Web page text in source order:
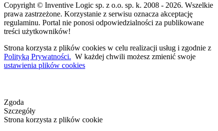
Copyright © Inventive Logic sp. z o.o. sp. k. 2008 - 2026. Wszelkie
prawa zastrzeżone. Korzystanie z serwisu oznacza akceptację
regulaminu. Portal nie ponosi odpowiedzialności za publikowane
treści użytkowników!
Strona korzysta z plików cookies w celu realizacji usług i zgodnie z
Polityką Prywatności. W każdej chwili możesz zmienić swoje
ustawienia plików cookies
Zgoda
Szczegóły
Strona korzysta z plików cookie